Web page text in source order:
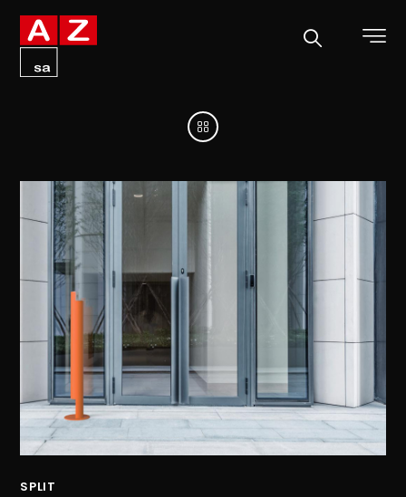
SPLIT